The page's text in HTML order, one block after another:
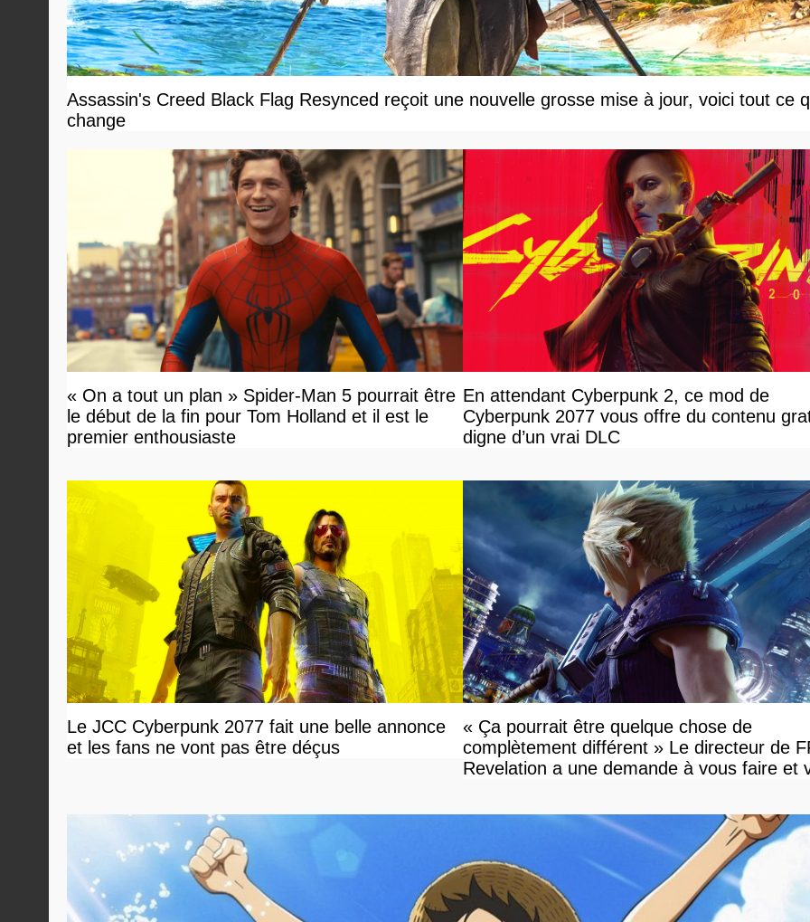
Assassin's Creed Black Flag Resynced reçoit une nouvelle grosse mise à jour, voici tout ce
change
« On a tout un plan » Spider-Man 5 pourrait être
le début de la fin pour Tom Holland et il est le
premier enthousiaste
En attendant Cyberpunk 2, ce mod de
Cyberpunk 2077 vous offre du contenu
digne d’un vrai DLC
Le JCC Cyberpunk 2077 fait une belle annonce
et les fans ne vont pas être déçus
« Ça pourrait être quelque chose de
complètement différent » Le directeur de
Revelation a une demande à vous faire et